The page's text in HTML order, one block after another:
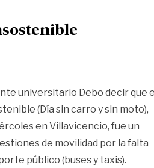
universitario Debo decir que
(Día sin carro y sin moto),
en Villavicencio, fue un
de movilidad por la falta
público (buses y taxis).